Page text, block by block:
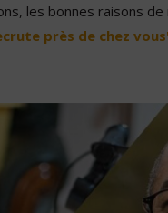
les bonnes raisons
près de chez